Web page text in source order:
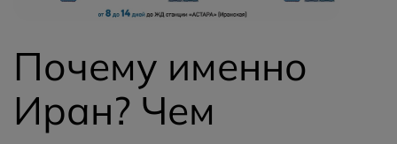
Почему именно
Иран? Чем